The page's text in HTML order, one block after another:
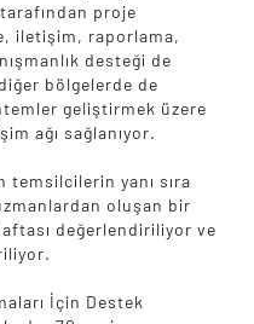
proje
iletişim, raporlama,
desteği de
bölgelerde de
geliştirmek üzere
ağı sağlanıyor.
yanı sıra
oluşan bir
değerlendiriliyor ve
İçin Destek